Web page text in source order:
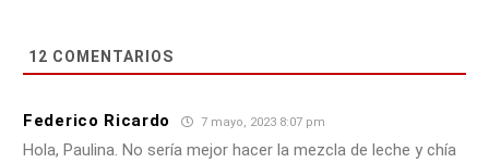
12 COMENTARIOS
Federico Ricardo 7 mayo, 2023 8:07 pm
Hola, Paulina. No sería mejor hacer la mezcla de leche y chía